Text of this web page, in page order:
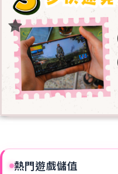
熱門遊戲儲值